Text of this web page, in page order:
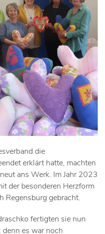
die
erklärt hatte, machten
ans Werk. Im Jahr 2023
der besonderen Herzform
Regensburg gebracht.
fertigten sie nun
denn es war noch